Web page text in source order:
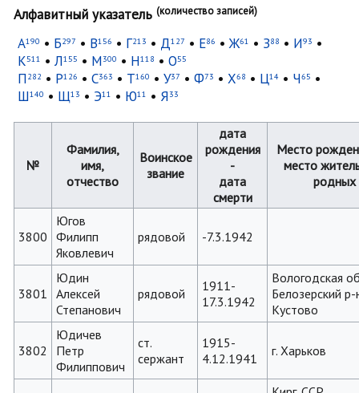
Алфавитный указатель(количество записей)
А190 • Б297 • В156 • Г213 • Д127 • Е86 •Ж61 • З88 • И93 •
К511 •Л155 • М300 • Н118 •О55
П282 • Р126 •С363 • Т160 •У37 •Ф73 •Х68 • Ц14 • Ч65 •
Ш140 • Щ13 • Э11 • Ю11 • Я33
№
Фамилия,
имя,
отчество
Воинское
звание
дата
рождения
-
дата
смерти
Место
место
родных
3800
Югов
Филипп
Яковлевич
рядовой -7.3.1942
3801
Юдин
Алексей
Степанович
рядовой
1911-
17.3.1942
Вологодская
Белозерский р-
Кустово
3802
Юдичев
Петр
Филиппович
ст.
сержант
1915-
4.12.1941
г. Харьков